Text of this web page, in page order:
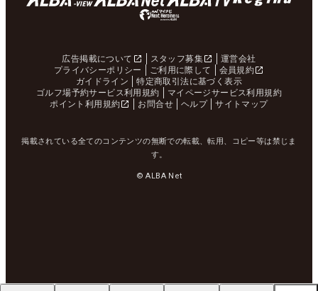
広告掲載について スタッフ募集
運営会社
プライバシーポリシー
ご利用に際して
会員規約
ガイドライン
特定商取引法に基づく表示
ゴルフ場予約サービス利用規約
マイページサービス利用規約
ポイント利用規約
お問合せ ヘルプ サイトマップ
掲載されている全てのコンテンツの無断での転載、転用、コピー等は禁じま
す。
© ALBA Net